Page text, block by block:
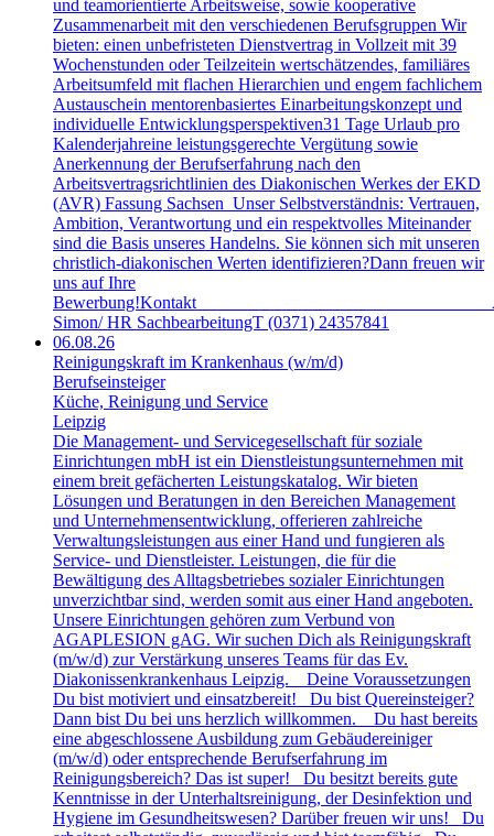
und teamorientierte Arbeitsweise, sowie kooperative
Zusammenarbeit mit den verschiedenen Berufsgruppen Wir
bieten: einen unbefristeten Dienstvertrag in Vollzeit mit 39
Wochenstunden oder Teilzeitein wertschätzendes, familiäres
Arbeitsumfeld mit flachen Hierarchien und engem fachlichem
Austauschein mentorenbasiertes Einarbeitungskonzept und
individuelle Entwicklungsperspektiven31 Tage Urlaub pro
Kalenderjahreine leistungsgerechte Vergütung sowie
Anerkennung der Berufserfahrung nach den
Arbeitsvertragsrichtlinien des Diakonischen Werkes der EKD
(AVR) Fassung Sachsen Unser Selbstverständnis: Vertrauen,
Ambition, Verantwortung und ein respektvolles Miteinander
sind die Basis unseres Handelns. Sie können sich mit unseren
christlich-diakonischen Werten identifizieren?Dann freuen wir
uns auf Ihre
Bewerbung!Kontakt
Simon/ HR SachbearbeitungT (0371) 24357841
06.08.26
Reinigungskraft im Krankenhaus (w/m/d)
Berufseinsteiger
Küche, Reinigung und Service
Leipzig
Die Management- und Servicegesellschaft für soziale
Einrichtungen mbH ist ein Dienstleistungsunternehmen mit
einem breit gefächerten Leistungskatalog. Wir bieten
Lösungen und Beratungen in den Bereichen Management
und Unternehmensentwicklung, offerieren zahlreiche
Verwaltungsleistungen aus einer Hand und fungieren als
Service- und Dienstleister. Leistungen, die für die
Bewältigung des Alltagsbetriebes sozialer Einrichtungen
unverzichtbar sind, werden somit aus einer Hand angeboten.
Unsere Einrichtungen gehören zum Verbund von
AGAPLESION gAG. Wir suchen Dich als Reinigungskraft
(m/w/d) zur Verstärkung unseres Teams für das Ev.
Diakonissenkrankenhaus Leipzig. Deine Voraussetzungen
Du bist motiviert und einsatzbereit! Du bist Quereinsteiger?
Dann bist Du bei uns herzlich willkommen. Du hast bereits
eine abgeschlossene Ausbildung zum Gebäudereiniger
(m/w/d) oder entsprechende Berufserfahrung im
Reinigungsbereich? Das ist super! Du besitzt bereits gute
Kenntnisse in der Unterhaltsreinigung, der Desinfektion und
Hygiene im Gesundheitswesen? Darüber freuen wir uns! Du